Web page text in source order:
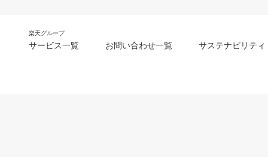
楽天グループ
サービス一覧 お問い合わせ一覧 サステナビリティ